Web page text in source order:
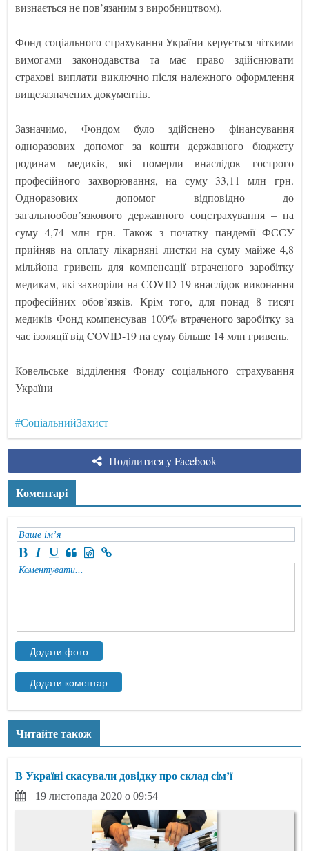
визнається не пов’язаним з виробництвом).
Фонд соціального страхування України керується чіткими
вимогами законодавства та має право здійснювати
страхові виплати виключно після належного оформлення
вищезазначених документів.
Зазначимо, Фондом було здійснено фінансування
одноразових допомог за кошти державного бюджету
родинам медиків, які померли внаслідок гострого
професійного захворювання, на суму 33,11 млн грн.
Одноразових допомог відповідно до
загальнообов’язкового державного соцстрахування – на
суму 4,74 млн грн. Також з початку пандемії ФССУ
прийняв на оплату лікарняні листки на суму майже 4,8
мільйона гривень для компенсації втраченого заробітку
медикам, які захворіли на COVID-19 внаслідок виконання
професійних обов’язків. Крім того, для понад 8 тисяч
медиків Фонд компенсував 100% втраченого заробітку за
час ізоляції від COVID-19 на суму більше 14 млн гривень.
Ковельське відділення Фонду соціального страхування
України
#СоціальнийЗахист
Поділитися у Facebook
Коментарі
Читайте також
В Україні скасували довідку про склад сім’ї
19 листопада 2020 о 09:54